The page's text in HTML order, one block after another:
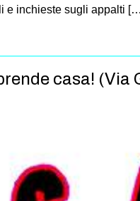
e inchieste sugli appalti
casa! (Via